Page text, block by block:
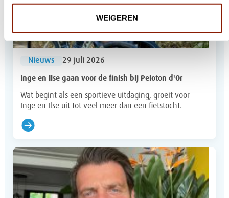
WEIGEREN
Nieuws 29 juli 2026
Inge en Ilse gaan voor de finish bij Peloton d'Or
Wat begint als een sportieve uitdaging, groeit voor
Inge en Ilse uit tot veel meer dan een fietstocht.